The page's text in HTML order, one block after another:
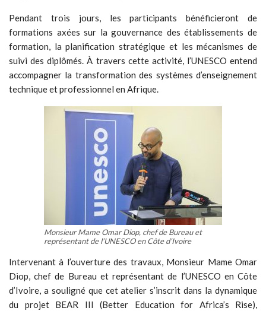
Pendant trois jours, les participants bénéficieront de
formations axées sur la gouvernance des établissements de
formation, la planification stratégique et les mécanismes de
suivi des diplômés. À travers cette activité, l’UNESCO entend
accompagner la transformation des systèmes d’enseignement
technique et professionnel en Afrique.
Monsieur Mame Omar Diop, chef de Bureau et
représentant de l’UNESCO en Côte d’Ivoire
Intervenant à l’ouverture des travaux, Monsieur Mame Omar
Diop, chef de Bureau et représentant de l’UNESCO en Côte
d’Ivoire, a souligné que cet atelier s’inscrit dans la dynamique
du projet BEAR III (Better Education for Africa’s Rise),